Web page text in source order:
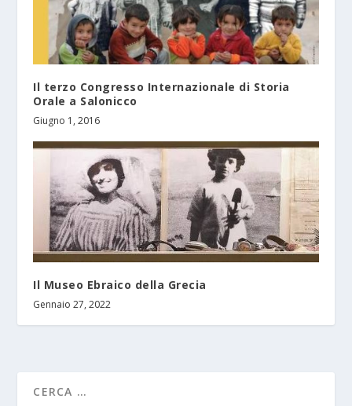
Il terzo Congresso Internazionale di Storia
Orale a Salonicco
Giugno 1, 2016
Il Museo Ebraico della Grecia
Gennaio 27, 2022